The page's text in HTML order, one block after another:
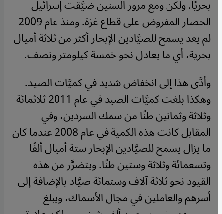
بحريًا. ولكن ومع مرور السنين ضيَّقت إسرائيل
الحصار المفروض على قطاع غزة. ومنذ عام 2009
لم يعد يسمح للصيَّادين الإبحار أكثر من ثلاثة أميال
بحرية، أي ما يعادل نحو خمسة كيلومتر ونصف.
وأدَّى هذا إلى انخفاض شديد في كميَّات الصيد.
وهكذا بلغت كميَّات الصيد في عام 2011 ثلاثمائة
وثلاثة وثمانين طنًا من سمك السردين، وفي
المقابل كانت هذه الكمية في عام 2008 عندما كان
ما يزال يسمح للصيَّادين الإبحار ستة أميال ألفًا
وتسعمائة وثلاثة وستين طنًا. ويتضرَّر من هذه
القيود نحو ثلاثة آلاف وستمائة صيَّاد بالإضافة إلى
أسرهم والعاملين في مجال الأسماك، ويبلغ